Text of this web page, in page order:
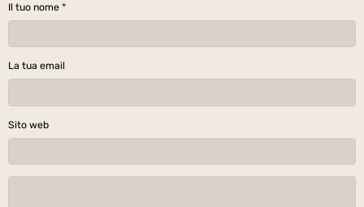
Il tuo nome
La tua email
Sito web